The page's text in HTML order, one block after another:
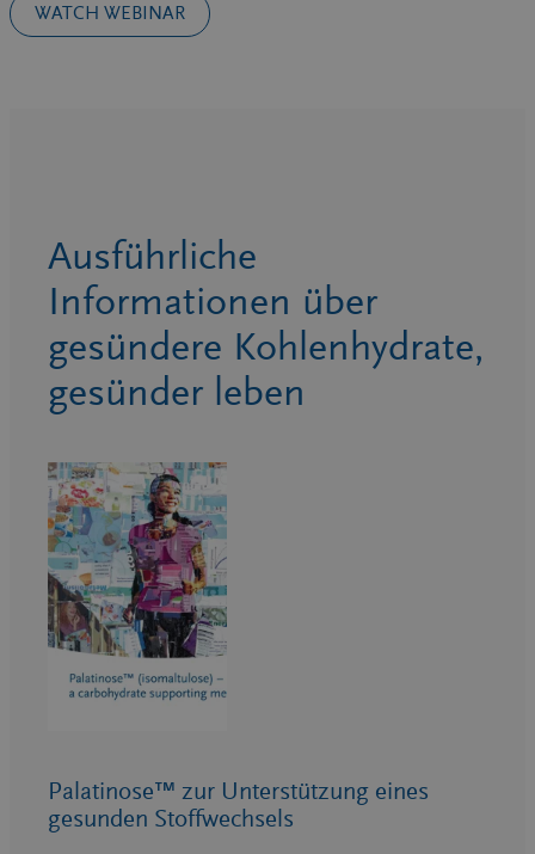
WATCH WEBINAR
Ausführliche
Informationen über
gesündere Kohlenhydrate,
gesünder leben
Palatinose™ zur Unterstützung eines
gesunden Stoffwechsels